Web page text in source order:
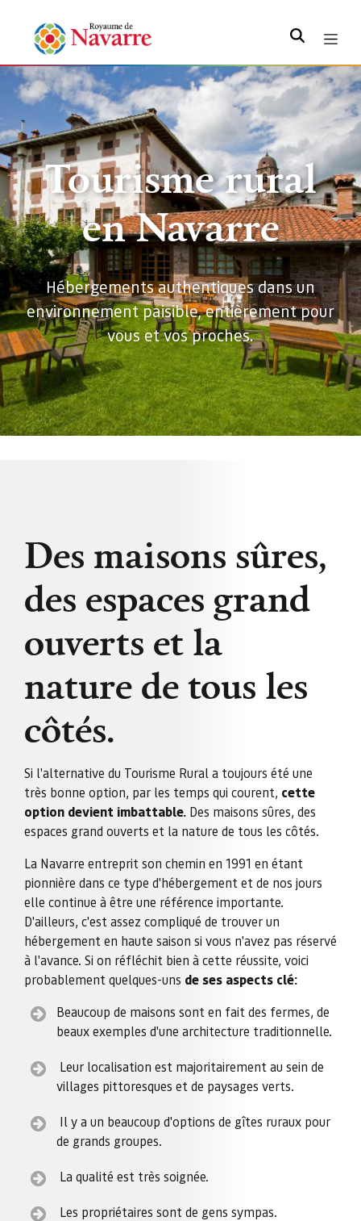
Rechercher
Tourisme rural
en Navarre
Hébergements authentiques dans un
environnement paisible, entièrement pour
vous et vos proches.
Des maisons sûres,
des espaces grand
ouverts et la
nature de tous les
côtés.
Si l'alternative du Tourisme Rural a toujours été une
très bonne option, par les temps qui courent, cette
option devient imbattable. Des maisons sûres, des
espaces grand ouverts et la nature de tous les côtés.
La Navarre entreprit son chemin en 1991 en étant
pionnière dans ce type d'hébergement et de nos jours
elle continue à être une référence importante.
D'ailleurs, c'est assez compliqué de trouver un
hébergement en haute saison si vous n'avez pas réservé
à l'avance. Si on réfléchit bien à cette réussite, voici
probablement quelques-uns de ses aspects clé:
Beaucoup de maisons sont en fait des fermes, de
beaux exemples d'une architecture traditionnelle.
Leur localisation est majoritairement au sein de
villages pittoresques et de paysages verts.
Il y a un beaucoup d'options de gîtes ruraux pour
de grands groupes.
La qualité est très soignée.
Les propriétaires sont de gens sympas.